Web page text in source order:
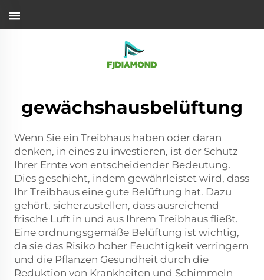
gewächshausbelüftung
Wenn Sie ein Treibhaus haben oder daran
denken, in eines zu investieren, ist der Schutz
Ihrer Ernte von entscheidender Bedeutung.
Dies geschieht, indem gewährleistet wird, dass
Ihr Treibhaus eine gute Belüftung hat. Dazu
gehört, sicherzustellen, dass ausreichend
frische Luft in und aus Ihrem Treibhaus fließt.
Eine ordnungsgemäße Belüftung ist wichtig,
da sie das Risiko hoher Feuchtigkeit verringern
und die Pflanzen Gesundheit durch die
Reduktion von Krankheiten und Schimmeln